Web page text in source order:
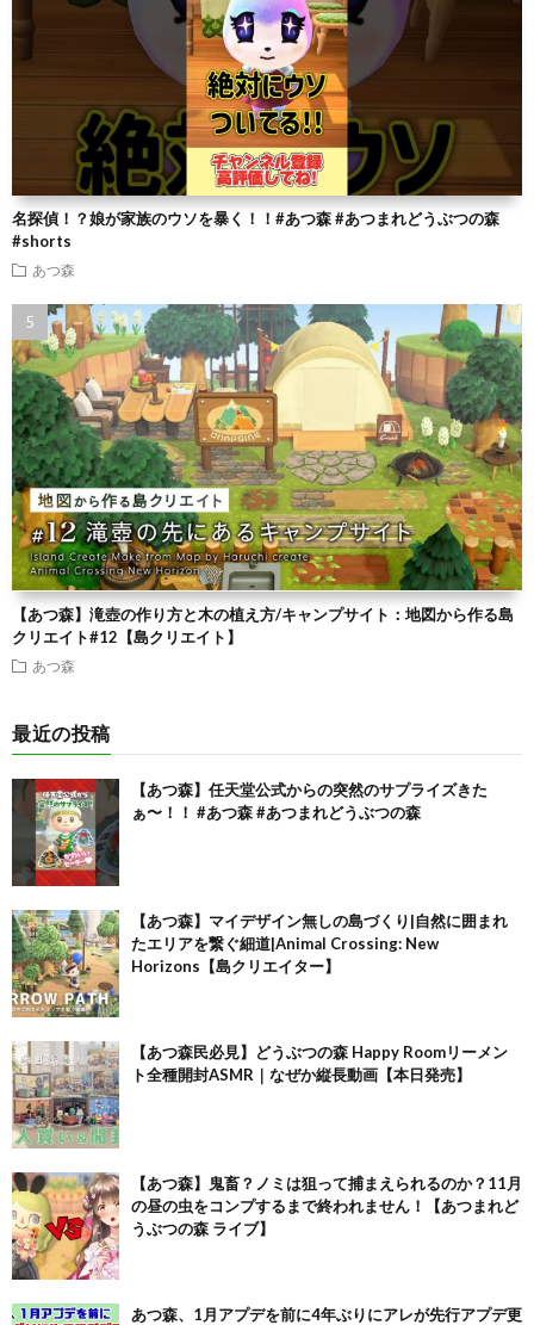
名探偵！？娘が家族のウソを暴く！！#あつ森 #あつまれどうぶつの森
#shorts
あつ森
【あつ森】滝壺の作り方と木の植え方/キャンプサイト：地図から作る島
クリエイト#12【島クリエイト】
あつ森
最近の投稿
【あつ森】任天堂公式からの突然のサプライズきた
ぁ〜！！ #あつ森 #あつまれどうぶつの森
【あつ森】マイデザイン無しの島づくり|自然に囲まれ
たエリアを繋ぐ細道|Animal Crossing: New
Horizons【島クリエイター】
【あつ森民必見】どうぶつの森 Happy Roomリーメン
ト全種開封ASMR｜なぜか縦長動画【本日発売】
【あつ森】鬼畜？ノミは狙って捕まえられるのか？11月
の昼の虫をコンプするまで終われません！【あつまれど
うぶつの森 ライブ】
あつ森、1月アプデを前に4年ぶりにアレが先行アプデ更